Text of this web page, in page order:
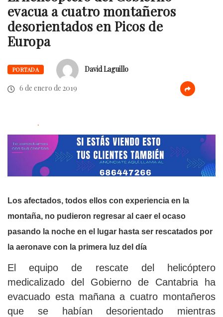
evacua a cuatro montañeros
desorientados en Picos de
Europa
PORTADA
David Laguillo
6 de enero de 2019
.
Los afectados, todos ellos con experiencia en la
montaña, no pudieron regresar al caer el ocaso
pasando la noche en el lugar hasta ser rescatados por
la aeronave con la primera luz del día
El equipo de rescate del helicóptero
medicalizado del Gobierno de Cantabria ha
evacuado esta mañana a cuatro montañeros
que se habían desorientado mientras